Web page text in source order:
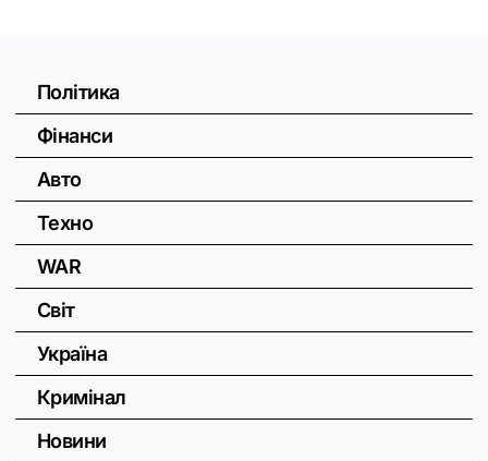
Політика
Фінанси
Авто
Техно
WAR
Світ
Україна
Кримінал
Новини